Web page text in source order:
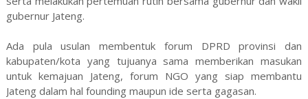
gubernur Jateng.
Ada pula usulan membentuk forum DPRD provinsi dan
kabupaten/kota yang tujuanya sama memberikan masukan
untuk kemajuan Jateng, forum NGO yang siap membantu
Jateng dalam hal founding maupun ide serta gagasan.